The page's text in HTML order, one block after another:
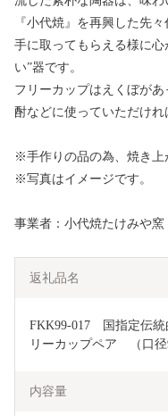
『小代焼』を再興した先
手に取ってもらえる様に
い”器です。
フリーカップはえくぼが
酎などに使っていただけれ
※手作りの品の為、焼き上
※写真はイメージです。
事業者：小代焼たけみや
返礼品名
FKK99-017　国指定伝
リーカップペア　（口径
内容量